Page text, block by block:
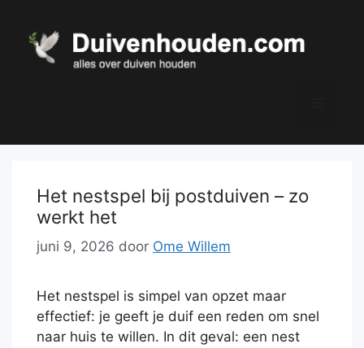
Het nestspel bij postduiven – zo
werkt het
juni 9, 2026 door Ome Willem
Het nestspel is simpel van opzet maar
effectief: je geeft je duif een reden om snel
naar huis te willen. In dit geval: een nest